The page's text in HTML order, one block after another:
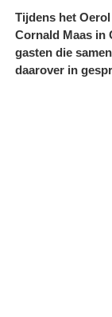
Tijdens het
Cornald Maas in
gasten die
daarover in